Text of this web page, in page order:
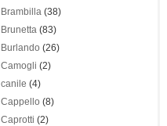
Brambilla (38)
Brunetta (83)
Burlando (26)
Camogli (2)
canile (4)
Cappello (8)
Caprotti (2)